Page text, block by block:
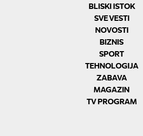
BLISKI ISTOK
SVE VESTI
NOVOSTI
BIZNIS
SPORT
TEHNOLOGIJA
ZABAVA
MAGAZIN
TV PROGRAM